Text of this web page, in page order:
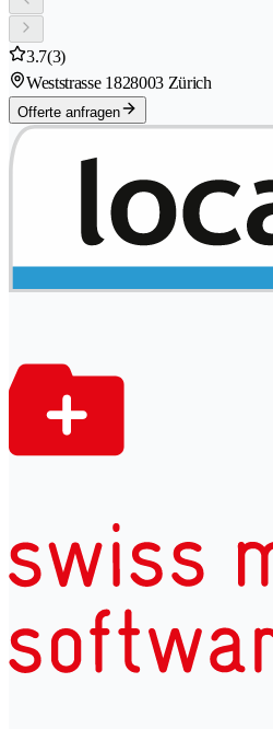
3.7(3)
Weststrasse 1828003 Zürich
Offerte anfragen